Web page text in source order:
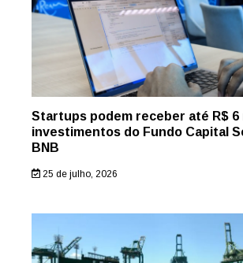
Startups podem receber até R$ 6
investimentos do Fundo Capital
BNB
25 de julho, 2026